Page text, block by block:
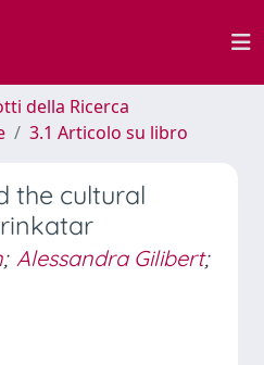
della Ricerca
3.1 Articolo su libro
the cultural
; Alessandra Gilibert;